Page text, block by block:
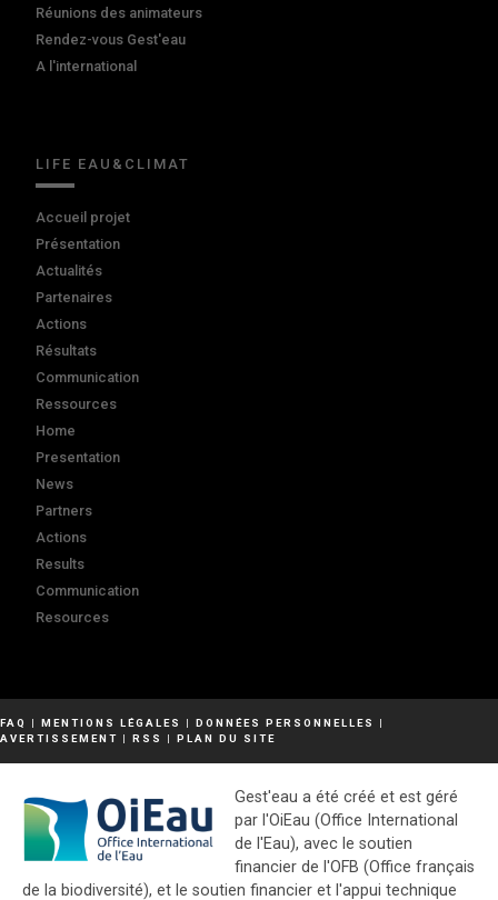
Réunions des animateurs
Rendez-vous Gest'eau
A l'international
LIFE EAU&CLIMAT
Accueil projet
Présentation
Actualités
Partenaires
Actions
Résultats
Communication
Ressources
Home
Presentation
News
Partners
Actions
Results
Communication
Resources
FAQ | MENTIONS LÉGALES | DONNÉES PERSONNELLES
|
AVERTISSEMENT | RSS | PLAN DU SITE
Gest'eau a été créé et est géré
par l'OiEau (Office International
de l'Eau), avec le soutien
financier de l'OFB (Office français
de la biodiversité), et le soutien financier et l'appui technique